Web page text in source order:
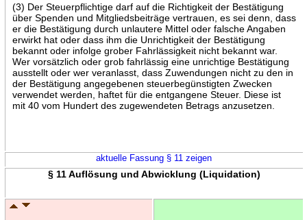
(3) Der Steuerpflichtige darf auf die Richtigkeit der Bestätigung
über Spenden und Mitgliedsbeiträge vertrauen, es sei denn, dass
er die Bestätigung durch unlautere Mittel oder falsche Angaben
erwirkt hat oder dass ihm die Unrichtigkeit der Bestätigung
bekannt oder infolge grober Fahrlässigkeit nicht bekannt war.
Wer vorsätzlich oder grob fahrlässig eine unrichtige Bestätigung
ausstellt oder wer veranlasst, dass Zuwendungen nicht zu den in
der Bestätigung angegebenen steuerbegünstigten Zwecken
verwendet werden, haftet für die entgangene Steuer. Diese ist
mit 40 vom Hundert des zugewendeten Betrags anzusetzen.
aktuelle Fassung § 11 zeigen
§ 11 Auflösung und Abwicklung (Liquidation)